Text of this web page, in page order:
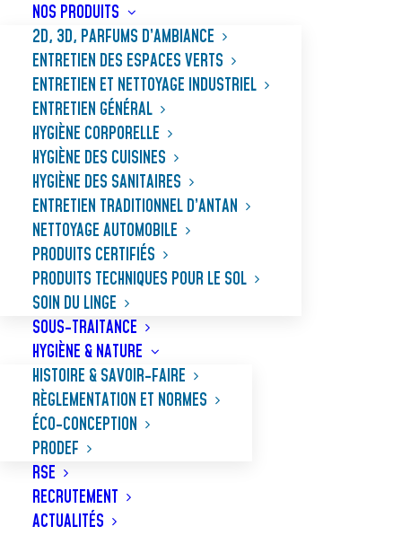
NOS PRODUITS
2D, 3D, PARFUMS D’AMBIANCE
ENTRETIEN DES ESPACES VERTS
ENTRETIEN ET NETTOYAGE INDUSTRIEL
ENTRETIEN GÉNÉRAL
HYGIÈNE CORPORELLE
HYGIÈNE DES CUISINES
HYGIÈNE DES SANITAIRES
ENTRETIEN TRADITIONNEL D’ANTAN
NETTOYAGE AUTOMOBILE
PRODUITS CERTIFIÉS
PRODUITS TECHNIQUES POUR LE SOL
SOIN DU LINGE
SOUS-TRAITANCE
HYGIÈNE & NATURE
HISTOIRE & SAVOIR-FAIRE
RÈGLEMENTATION ET NORMES
ÉCO-CONCEPTION
PRODEF
RSE
RECRUTEMENT
ACTUALITÉS
STARFLORE PARFUM
Puissant odorisant d’atmosphère à base